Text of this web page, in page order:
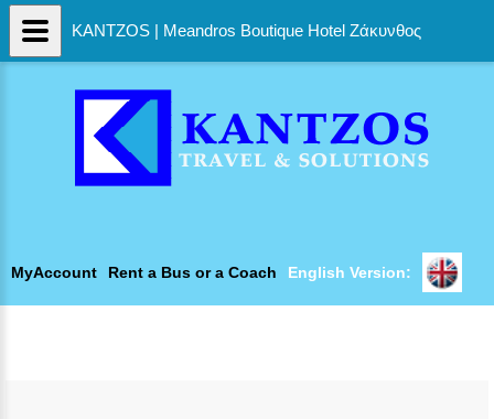
MyAccount Rent a Bus or a Coach English Version:
KANTZOS | Meandros Boutique Hotel Ζάκυνθος